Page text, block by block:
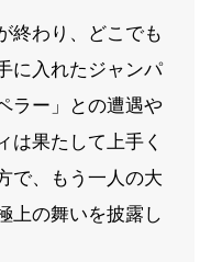
終わり、どこでも
に入れたジャンパ
ラー」との遭遇や
は果たして上手く
で、もう一人の大
上の舞いを披露し